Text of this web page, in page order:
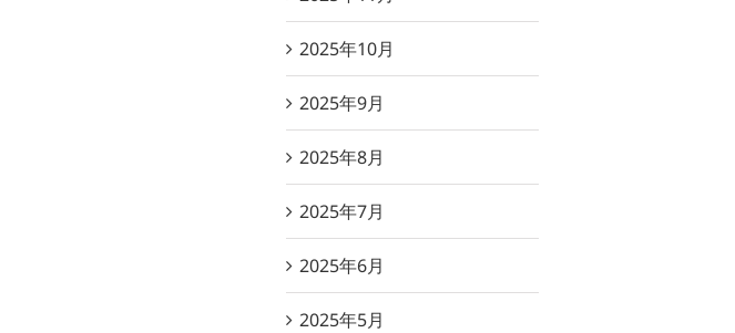
2025年10月
2025年9月
2025年8月
2025年7月
2025年6月
2025年5月